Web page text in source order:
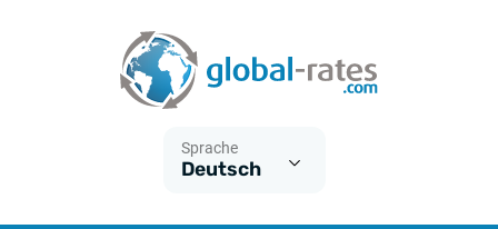
Sprache
Deutsch
Was ist die VPI-Inflation?
Was ist die HVPI-Inflation?
Historische Euribor-Sätze
Historische ESTER-Sätze
Inflationsrechner